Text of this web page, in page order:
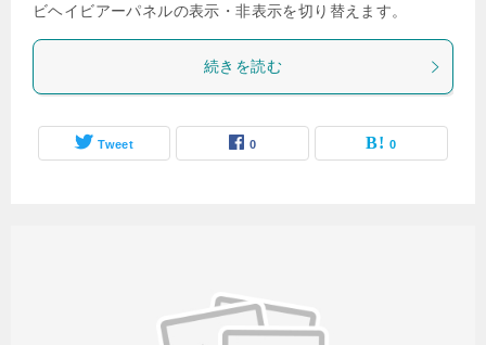
ビヘイビアーパネルの表示・非表示を切り替えます。
続きを読む
Tweet 0 0